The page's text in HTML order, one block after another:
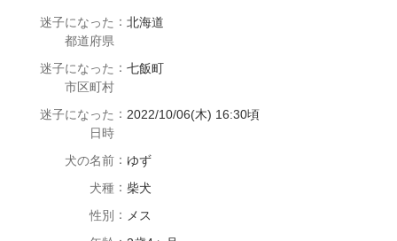
迷子になった
都道府県
：北海道
迷子になった
市区町村
：七飯町
迷子になった
日時
： 2022/10/06(木) 16:30頃
犬の名前 ： ゆず
犬種 ： 柴犬
性別 ：
メス